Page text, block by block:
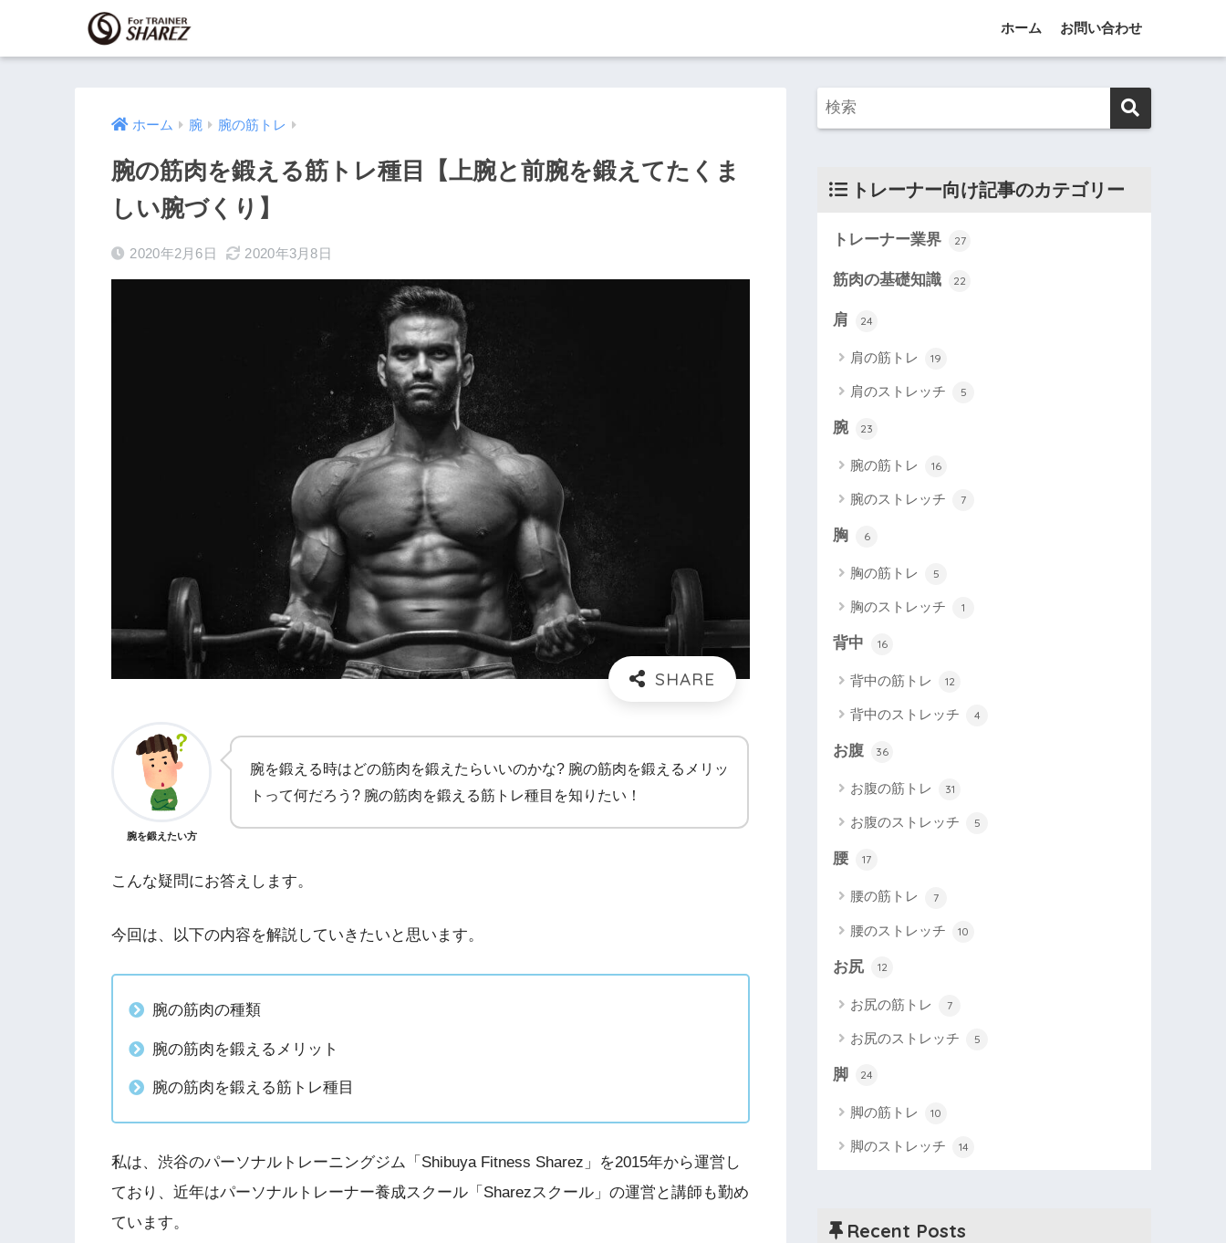
ホーム お問い合わせ
ホーム 腕 腕の筋トレ
腕の筋肉を鍛える筋トレ種目【上腕と前腕を鍛えてたくま
しい腕づくり】
2020年2月6日 2020年3月8日
腕を鍛えたい方
腕を鍛える時はどの筋肉を鍛えたらいいのかな? 腕の筋肉を鍛えるメリッ
トって何だろう? 腕の筋肉を鍛える筋トレ種目を知りたい！
こんな疑問にお答えします。
今回は、以下の内容を解説していきたいと思います。
腕の筋肉の種類
腕の筋肉を鍛えるメリット
腕の筋肉を鍛える筋トレ種目
私は、渋谷のパーソナルトレーニングジム「Shibuya Fitness Sharez」を2015年から運営し
ており、近年はパーソナルトレーナー養成スクール「Sharezスクール」の運営と講師も勤め
ています。
トレーナー向け記事のカテゴリー
トレーナー業界 27
筋肉の基礎知識 22
肩 24
肩の筋トレ 19
肩のストレッチ 5
腕 23
腕の筋トレ 16
腕のストレッチ 7
胸 6
胸の筋トレ 5
胸のストレッチ 1
背中 16
背中の筋トレ 12
背中のストレッチ 4
お腹 36
お腹の筋トレ 31
お腹のストレッチ 5
腰 17
腰の筋トレ 7
腰のストレッチ 10
お尻 12
お尻の筋トレ 7
お尻のストレッチ 5
脚 24
脚の筋トレ 10
脚のストレッチ 14
Recent Posts